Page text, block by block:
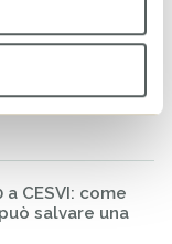
il percorso
minori
accompagnati
a CESVI: come
salvare una